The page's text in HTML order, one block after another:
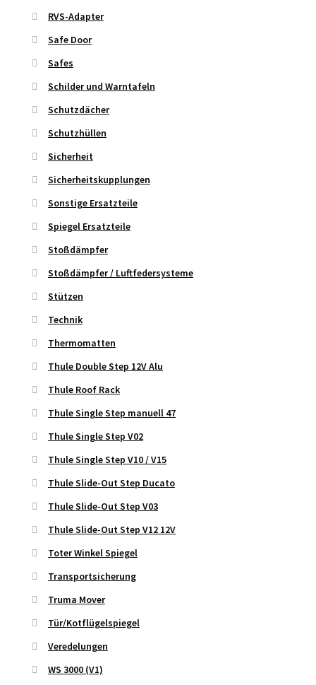
RVS-Adapter
Safe Door
Safes
Schilder und Warntafeln
Schutzdächer
Schutzhüllen
Sicherheit
Sicherheitskupplungen
Sonstige Ersatzteile
Spiegel Ersatzteile
Stoßdämpfer
Stoßdämpfer / Luftfedersysteme
Stützen
Technik
Thermomatten
Thule Double Step 12V Alu
Thule Roof Rack
Thule Single Step manuell 47
Thule Single Step V02
Thule Single Step V10 / V15
Thule Slide-Out Step Ducato
Thule Slide-Out Step V03
Thule Slide-Out Step V12 12V
Toter Winkel Spiegel
Transportsicherung
Truma Mover
Tür/Kotflügelspiegel
Veredelungen
WS 3000 (V1)